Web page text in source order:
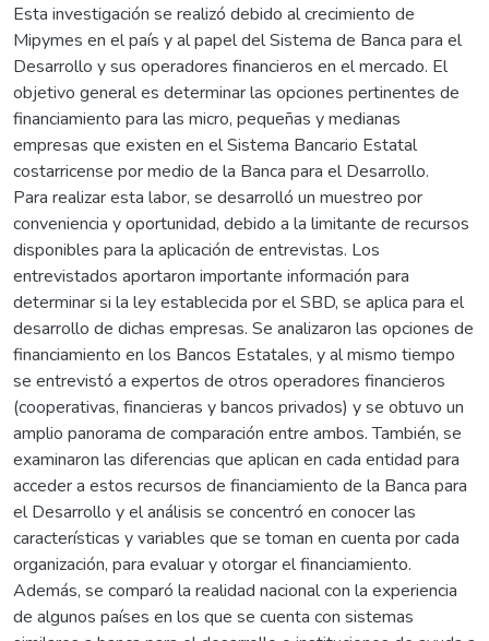
Esta investigación se realizó debido al crecimiento de
Mipymes en el país y al papel del Sistema de Banca para el
Desarrollo y sus operadores financieros en el mercado. El
objetivo general es determinar las opciones pertinentes de
financiamiento para las micro, pequeñas y medianas
empresas que existen en el Sistema Bancario Estatal
costarricense por medio de la Banca para el Desarrollo.
Para realizar esta labor, se desarrolló un muestreo por
conveniencia y oportunidad, debido a la limitante de recursos
disponibles para la aplicación de entrevistas. Los
entrevistados aportaron importante información para
determinar si la ley establecida por el SBD, se aplica para el
desarrollo de dichas empresas. Se analizaron las opciones de
financiamiento en los Bancos Estatales, y al mismo tiempo
se entrevistó a expertos de otros operadores financieros
(cooperativas, financieras y bancos privados) y se obtuvo un
amplio panorama de comparación entre ambos. También, se
examinaron las diferencias que aplican en cada entidad para
acceder a estos recursos de financiamiento de la Banca para
el Desarrollo y el análisis se concentró en conocer las
características y variables que se toman en cuenta por cada
organización, para evaluar y otorgar el financiamiento.
Además, se comparó la realidad nacional con la experiencia
de algunos países en los que se cuenta con sistemas